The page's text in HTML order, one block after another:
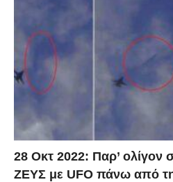
28 Οκτ 2022: Παρ’ ολίγον
ΖΕΥΣ με UFO πάνω από